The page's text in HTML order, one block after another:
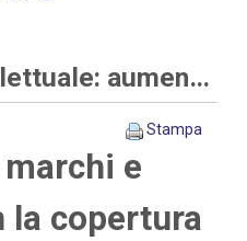
Proprietà intellettuale: aumentano le richieste delle aziende allo sportello del CPV
Stampa
e
la copertura